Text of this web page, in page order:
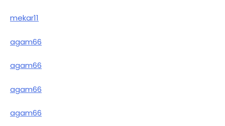
mekar11
agam66
agam66
agam66
agam66